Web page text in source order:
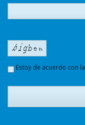
Estoy de acuerdo con la